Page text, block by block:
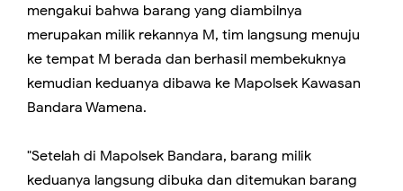
mengakui bahwa barang yang diambilnya
merupakan milik rekannya M, tim langsung menuju
ke tempat M berada dan berhasil membekuknya
kemudian keduanya dibawa ke Mapolsek Kawasan
Bandara Wamena.
"Setelah di Mapolsek Bandara, barang milik
keduanya langsung dibuka dan ditemukan barang